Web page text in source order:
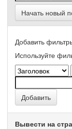
Начать новый
Добавить
Используйте
Вывести на